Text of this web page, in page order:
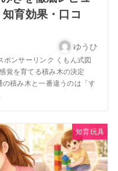
育効果・口コ
ゆうひ
ポンサーリンク くもん式図
覚を育てる積み木の決定
積み木と一番違うのは「す
知育玩具